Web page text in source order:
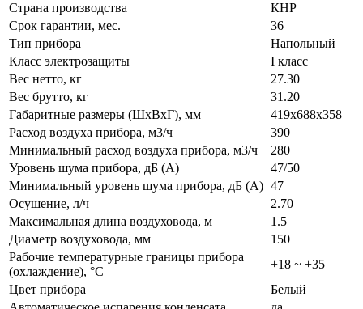
Страна производства
КНР
Срок гарантии, мес.
36
Тип прибора
Напольный
Класс электрозащиты
I класс
Вес нетто, кг
27.30
Вес брутто, кг
31.20
Габаритные размеры (ШxВxГ), мм
419x688x358
Расход воздуха прибора, м3/ч
390
Минимальный расход воздуха прибора, м3/ч
280
Уровень шума прибора, дБ (A)
47/50
Минимальный уровень шума прибора, дБ (A) 47
Осушение, л/ч
2.70
Максимальная длина воздуховода, м
1.5
Диаметр воздуховода, мм
150
Рабочие температурные границы прибора
(охлаждение), °C
+18 ~ +35
Цвет прибора
Белый